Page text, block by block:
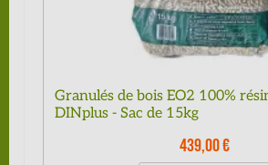
Granulés de bois EO2 100%
DINplus - Sac de 15kg
439,00 €